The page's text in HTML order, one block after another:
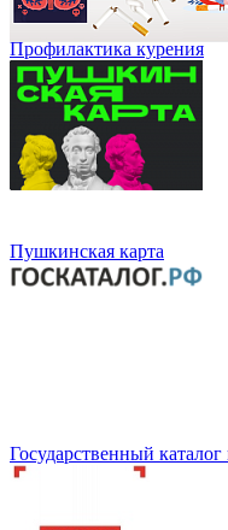
Профилактика курения
Пушкинская карта
Государственный